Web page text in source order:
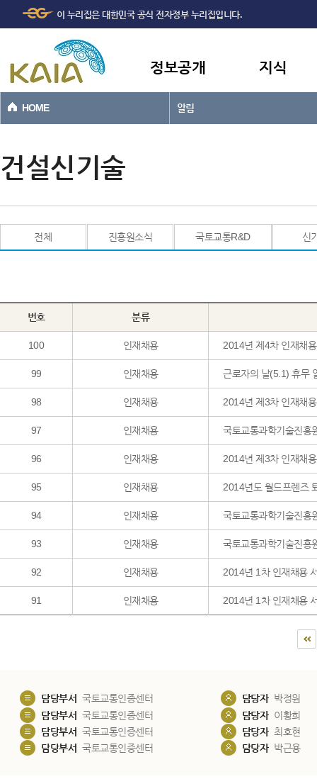
본문바로가기
이 누리집은 대한민국 공식 전자정부 누리집입니다.
정보공개 지식
HOME 알림
건설신기술
전체 진흥원소식 국토교통R&D 신
번호 분류
100 인재채용 2014년 제4차 인재채
99 인재채용 근로자의 날(5.1) 휴무
98 인재채용 2014년 제3차 인재채
97 인재채용 국토교통과학기술진흥
96 인재채용 2014년 제3차 인재채
95 인재채용 2014년도 월드프렌즈
94 인재채용 국토교통과학기술진흥
93 인재채용 국토교통과학기술진흥
92 인재채용 2014년 1차 인재채용
91 인재채용 2014년 1차 인재채용
담당부서 국토교통인증센터 담당자 박정원
담당부서 국토교통인증센터 담당자 이황희
담당부서 국토교통인증센터 담당자 최호현
담당부서 국토교통인증센터 담당자 박근용